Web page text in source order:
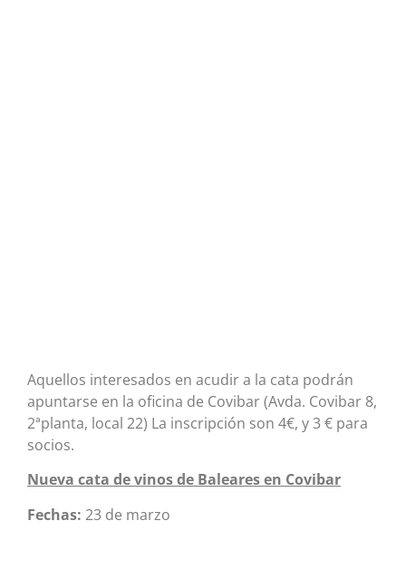
Aquellos interesados en acudir a la cata podrán
apuntarse en la oficina de Covibar (Avda. Covibar 8,
2ªplanta, local 22) La inscripción son 4€, y 3 € para
socios.
Nueva cata de vinos de Baleares en Covibar
Fechas: 23 de marzo